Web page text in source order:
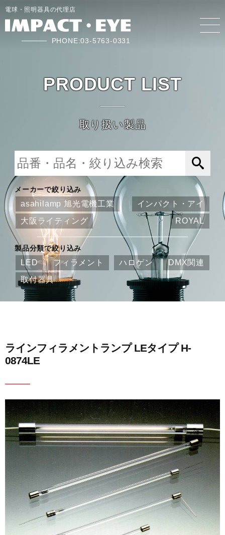
電球・照明器具の代理店
PHONE:03-5763-0331
PRODUCT LIST
取り扱い製品
メーカーで絞り込み
asahilamp 旭光電機工業
インパクト・アイ
大阪ライティング
ROYAL
製品分類で絞り込み
LED フィラメント ハロゲン
DMX関連
取付器具
ラインフィラメントランプ LEタイプ H-
0874LE